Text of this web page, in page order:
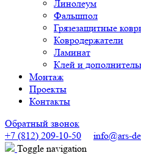
Линолеум
Фальшпол
Грязезащитные
Ковродержатели
Ламинат
Клей и
Монтаж
Проекты
Контакты
Обратный звонок
+7 (812) 209-10-50
info@ars-
Toggle navigation